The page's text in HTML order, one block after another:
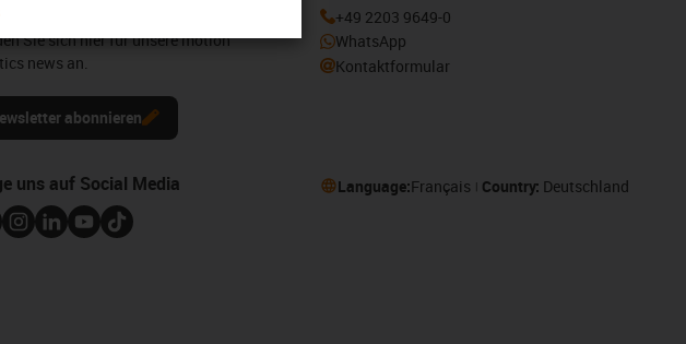
Sie immer auf dem Laufenden und
Sie sich hier für unsere motion
news an.
abonnieren
+49 2203 9649-0
WhatsApp
Kontaktformular
uns auf Social Media Language:Français Country: Deutschland